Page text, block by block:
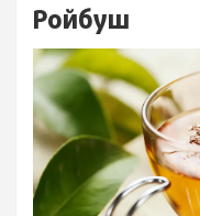
Ройбуш